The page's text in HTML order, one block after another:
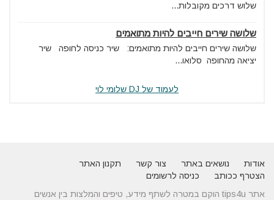
שלוש דרכים מקובלות...
שלושה שירים חייבים להיות מתואמים
שלושה שירים חייבים להיות מתואמים: שיר כניסה לחופה שיר
יציאה מהחופה סלואו...
לעמוד של DJ שלומי לוי
אודות נושאים באתר צור קשר
תקנון האתר
הצטרף ככותב
כניסה לרשומים
אתר tips4u הוקם במטרה לשתף מידע, טיפים והמלצות בין אנשים